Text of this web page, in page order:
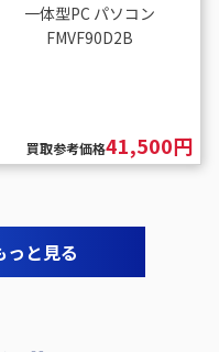
一体型PC パソコン
FMVF90D2B
買取参考価格41,500円
っと見る